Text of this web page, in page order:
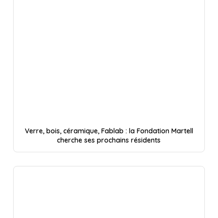
Verre, bois, céramique, Fablab : la Fondation Martell
cherche ses prochains résidents